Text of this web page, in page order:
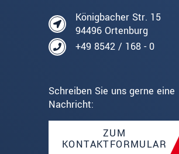
Königbacher Str. 15
94496 Ortenburg
+49 8542 / 168 - 0
Schreiben Sie uns gerne eine
Nachricht:
ZUM
KONTAKTFORMULAR